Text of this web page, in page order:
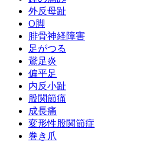
外反母趾
О脚
腓骨神経障害
足がつる
鵞足炎
偏平足
内反小趾
股関節痛
成長痛
変形性股関節症
巻き爪